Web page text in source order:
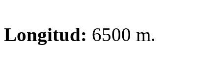
Longitud: 6500 m.